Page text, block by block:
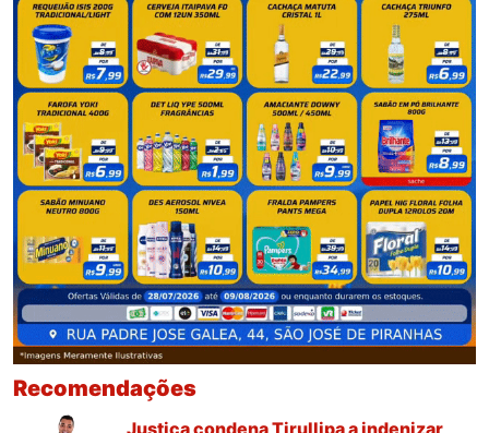
Recomendações
Justiça condena Tirullipa a indenizar